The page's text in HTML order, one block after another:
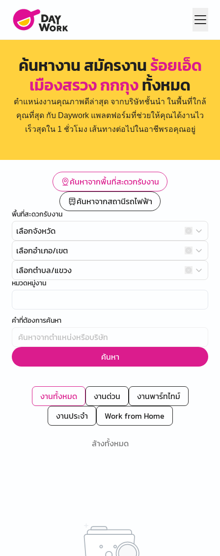
ค้นหางาน สมัครงานร้อยเอ็ด
เมืองสรวง กกกุงทั้งหมด
ตำแหน่งงานคุณภาพดีล่าสุด จากบริษัทชั้นนำ ในพื้นที่ใกล้
คุณที่สุด กับ Daywork แพลตฟอร์มที่ช่วยให้คุณได้งานไว
เร็วสุดใน 1 ชั่วโมง เส้นทางต่อไปในอาชีพรอคุณอยู่
ค้นหาจากพื้นที่สะดวกรับงาน
ค้นหาจากสถานีรถไฟฟ้า
พื้นที่สะดวกรับงาน
เลือกจังหวัด
เลือกอำเภอ/เขต
เลือกตำบล/แขวง
หมวดหมู่งาน
คำที่ต้องการค้นหา
ค้นหา
งานทั้งหมด งานด่วน
งานพาร์ทไทม์
งานประจำ
Work from Home
ล้างทั้งหมด